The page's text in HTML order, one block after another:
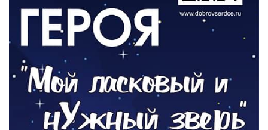
Контракт с новой выплатой
05.08.2026